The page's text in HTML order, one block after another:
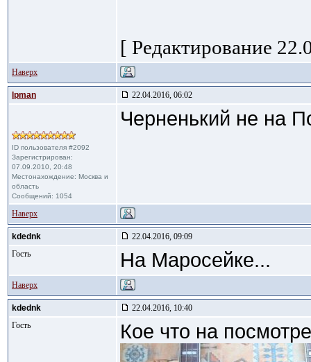
[ Редактирование
Наверх
lpman 22.04.2016, 06:02
ID пользователя #2092
Зарегистрирован:
07.09.2010, 20:48
Местонахождение: Москва и
область
Сообщений: 1054
Черненький не на
Наверх
kdednk
22.04.2016, 09:09
Гость
На Маросейке...
Наверх
kdednk
22.04.2016, 10:40
Гость
Кое что на